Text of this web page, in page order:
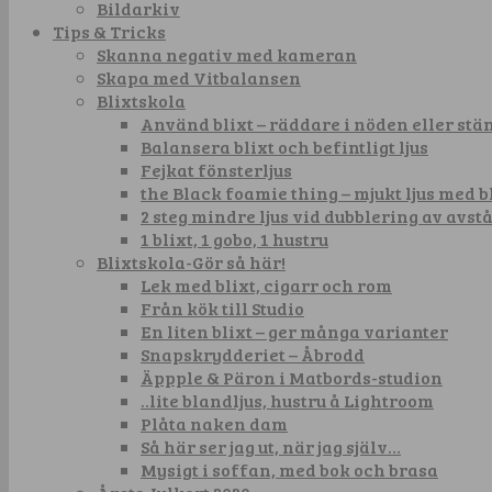
Bildarkiv
Tips & Tricks
Skanna negativ med kameran
Skapa med Vitbalansen
Blixtskola
Använd blixt – räddare i nöden eller
Balansera blixt och befintligt ljus
Fejkat fönsterljus
the Black foamie thing – mjukt ljus med
2 steg mindre ljus vid dubblering av
1 blixt, 1 gobo, 1 hustru
Blixtskola-Gör så här!
Lek med blixt, cigarr och rom
Från kök till Studio
En liten blixt – ger många varianter
Snapskrydderiet – Åbrodd
Äppple & Päron i Matbords-studion
..lite blandljus, hustru å Lightroom
Plåta naken dam
Så här ser jag ut, när jag själv…
Mysigt i soffan, med bok och brasa